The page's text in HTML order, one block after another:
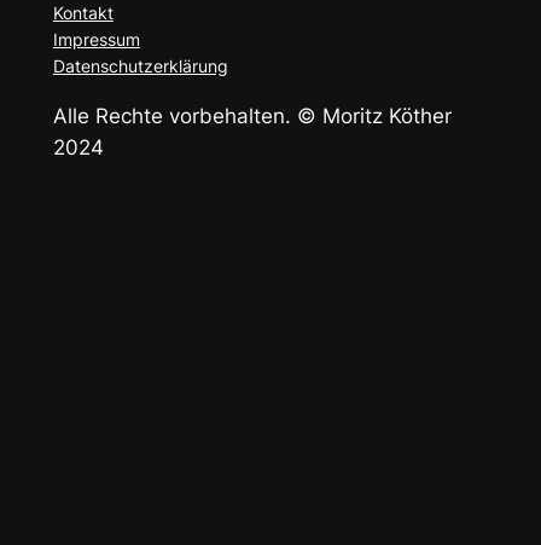
Kontakt
Impressum
Datenschutzerklärung
Alle Rechte vorbehalten. © Moritz Köther
2024